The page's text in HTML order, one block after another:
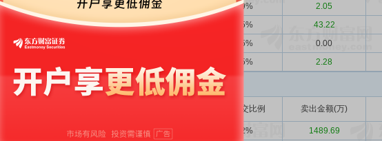
6次 83.33% 845.27 1.39% 2.05
2707次39.71% 759.50 1.25% 43.22
2707次39.71% 1.25% 0.00
1.15% 2.28
占总成交比例 卖出金额(万)
33.33% 11.03 0.02% 1489.69